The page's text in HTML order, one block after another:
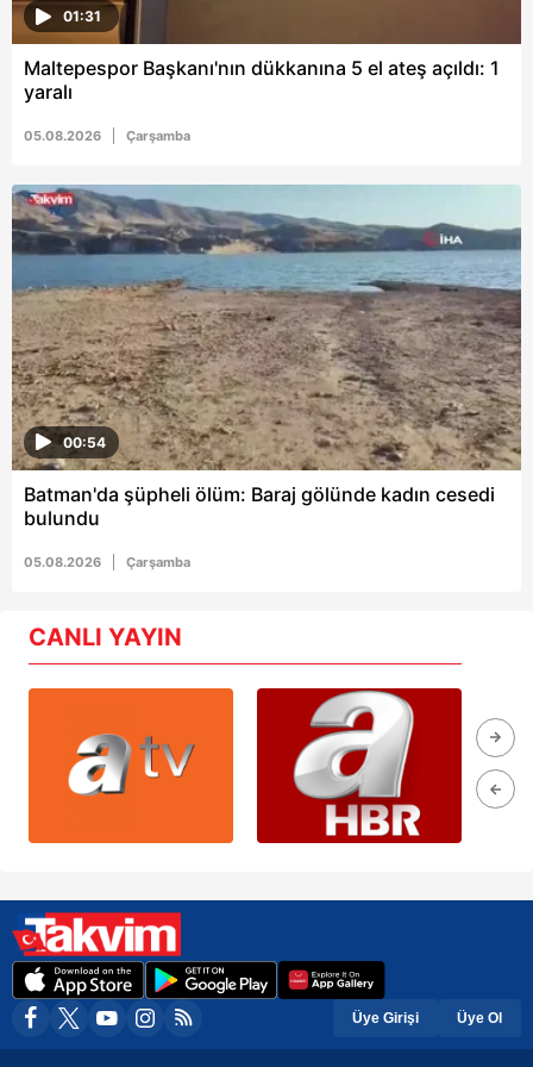
01:31
Maltepespor Başkanı'nın dükkanına 5 el ateş açıldı: 1
yaralı
05.08.2026 Çarşamba
00:54
Batman'da şüpheli ölüm: Baraj gölünde kadın cesedi
bulundu
05.08.2026 Çarşamba
CANLI YAYIN
Üye Girişi Üye Ol